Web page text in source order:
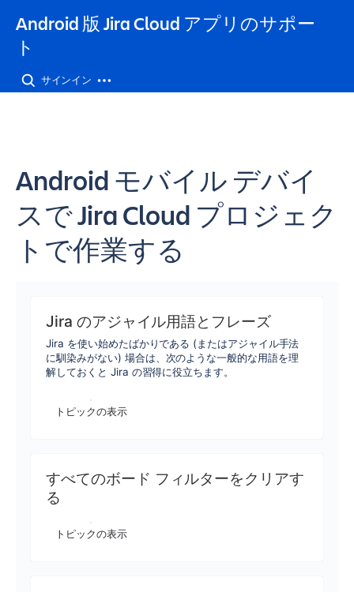
Android 版 Jira Cloud アプリのサポー
ト
サインイン
Android モバイル デバイ
スで Jira Cloud プロジェク
トで作業する
Jira のアジャイル用語とフレーズ
Jira を使い始めたばかりである (またはアジャイル手法
に馴染みがない) 場合は、次のような一般的な用語を理
解しておくと Jira の習得に役立ちます。
トピックの表示
すべてのボード フィルターをクリアす
る
トピックの表示